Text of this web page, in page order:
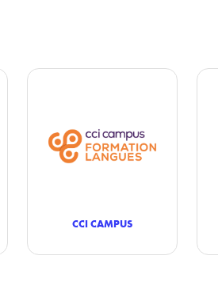
CCI CAMPUS